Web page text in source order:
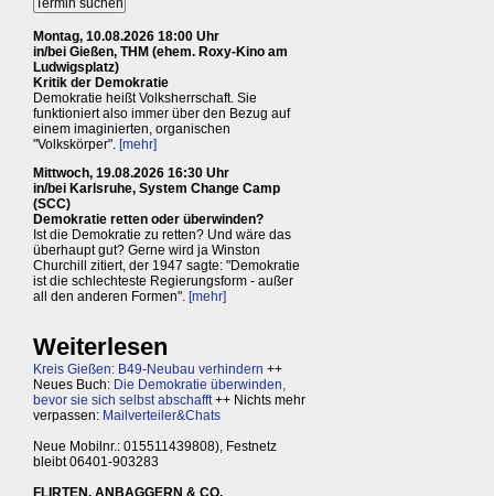
Montag, 10.08.2026 18:00 Uhr
in/bei Gießen, THM (ehem. Roxy-Kino am
Ludwigsplatz)
Kritik der Demokratie
Demokratie heißt Volksherrschaft. Sie
funktioniert also immer über den Bezug auf
einem imaginierten, organischen
"Volkskörper". [mehr]
Mittwoch, 19.08.2026 16:30 Uhr
in/bei Karlsruhe, System Change Camp
(SCC)
Demokratie retten oder überwinden?
Ist die Demokratie zu retten? Und wäre das
überhaupt gut? Gerne wird ja Winston
Churchill zitiert, der 1947 sagte: "Demokratie
ist die schlechteste Regierungsform - außer
all den anderen Formen". [mehr]
Weiterlesen
Kreis Gießen: B49-Neubau verhindern ++
Neues Buch: Die Demokratie überwinden,
bevor sie sich selbst abschafft++ Nichts mehr
verpassen: Mailverteiler&Chats
Neue Mobilnr.: 015511439808), Festnetz
bleibt 06401-903283